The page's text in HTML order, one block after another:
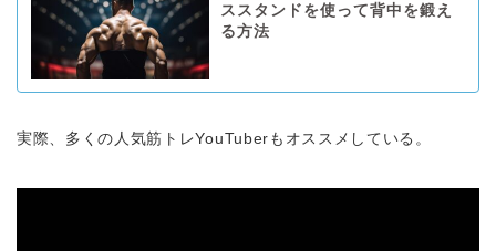
ススタンドを使って背中を鍛え
る方法
実際、多くの人気筋トレYouTuberもオススメしている。